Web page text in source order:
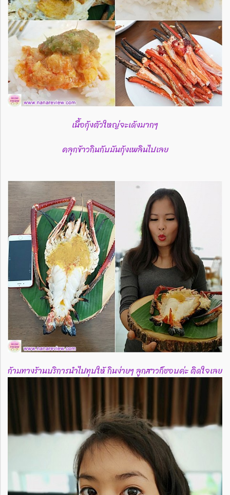
เนื้อกุ้งตัวใหญ่จะเด้งมากๆ
คลุกข้าวกินกับมันกุ้งเพลินไปเลย
ก้ามทางร้านบริการนำไปทุบให้ กินง่ายๆ ลูกสาวก็ชอบค่ะ ติดใจเลย